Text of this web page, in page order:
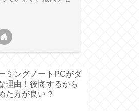
ミングノートPCがダ
理由！後悔するから
た方が良い？